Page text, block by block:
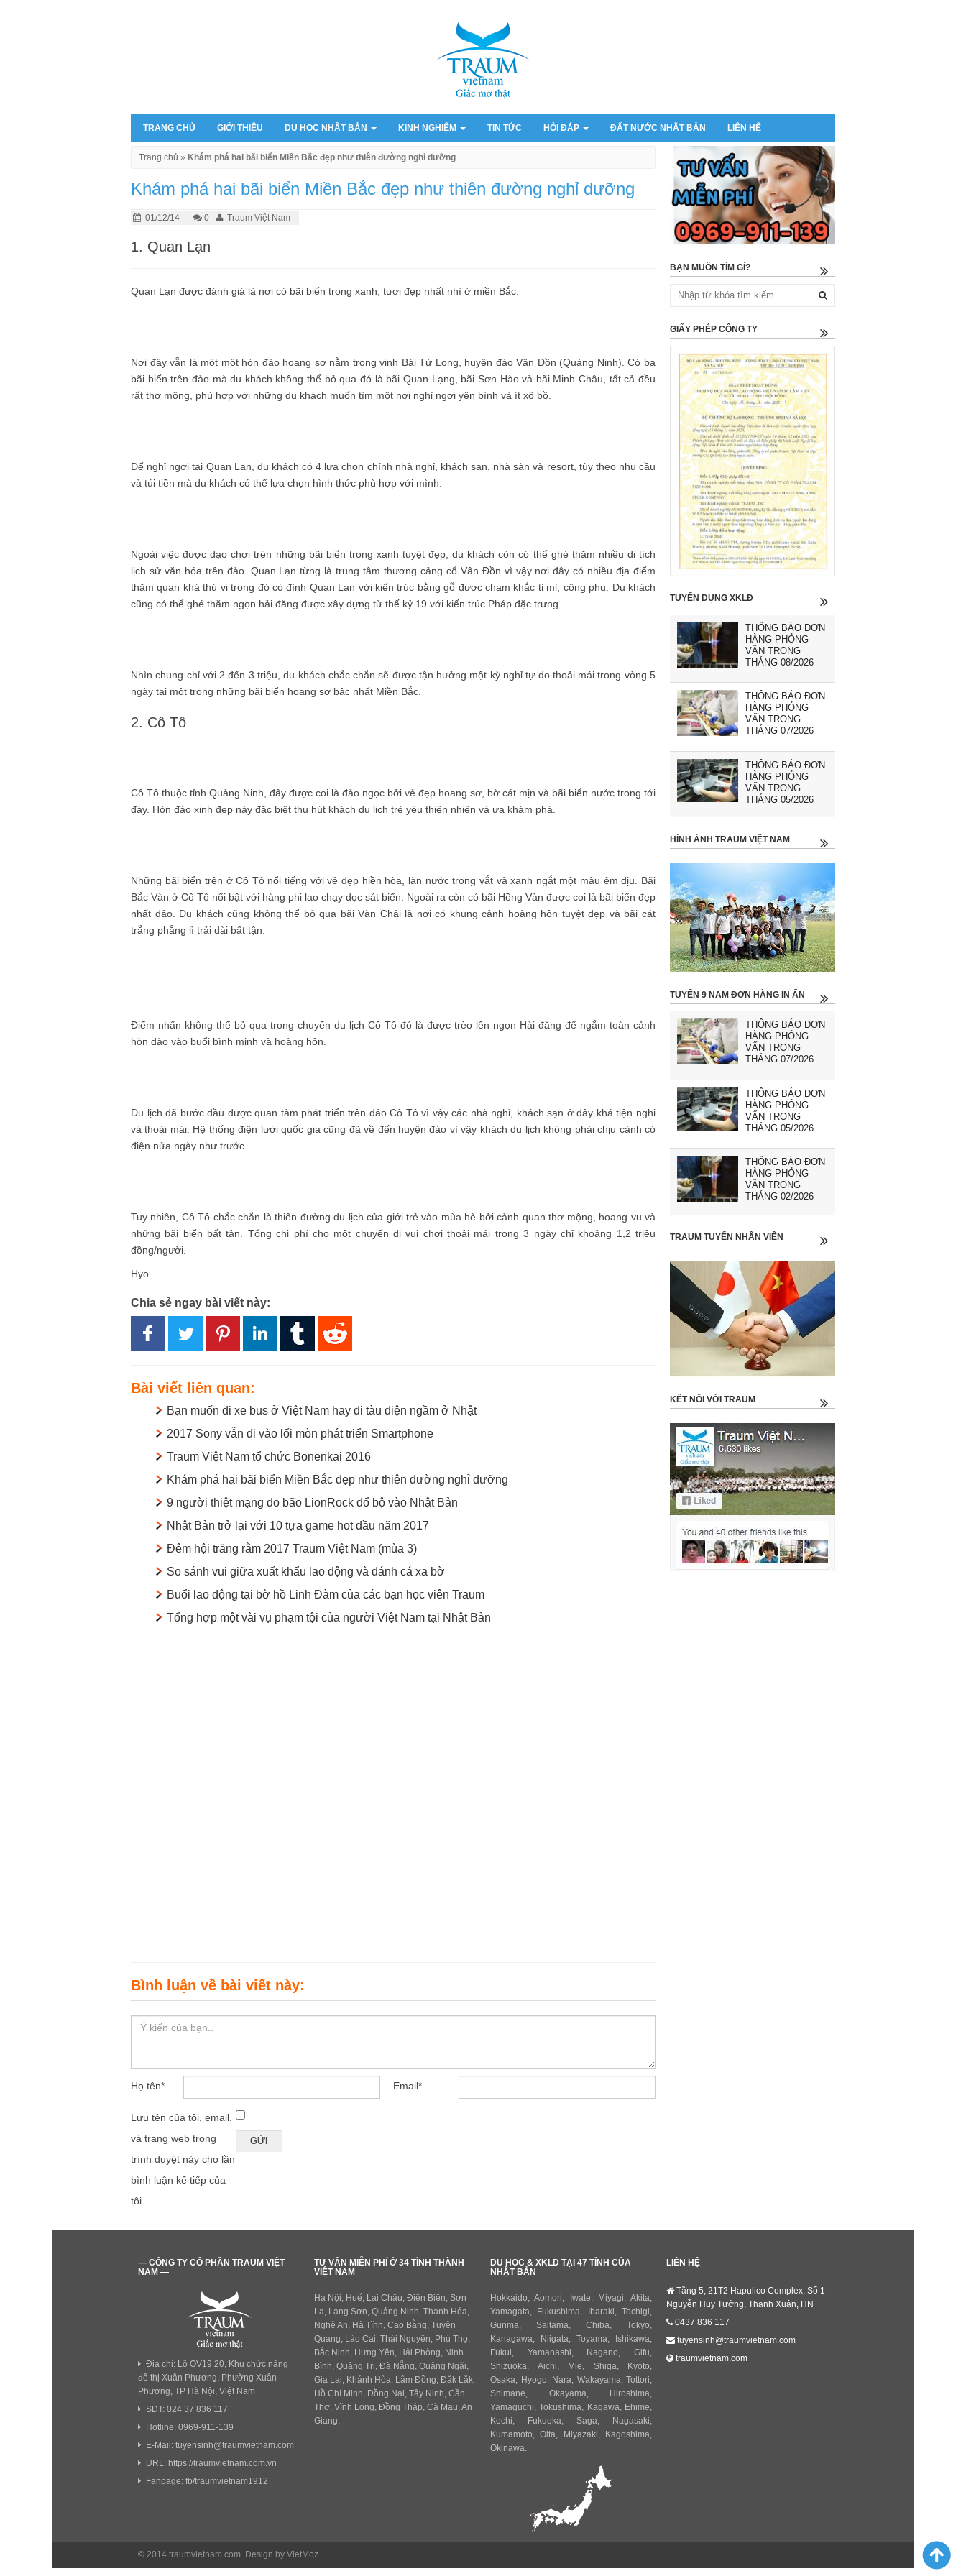
TRANG CHỦ GIỚI THIỆU DU HỌC NHẬT BẢN KINH NGHIỆM TIN TỨC HỎI ĐÁP ĐẤT NƯỚC NHẬT BẢN LIÊN HỆ
Trang chủ » Khám phá hai bãi biển Miền Bắc đẹp như thiên đường nghỉ dưỡng
Khám phá hai bãi biển Miền Bắc đẹp như thiên đường nghỉ dưỡng
01/12/14 - 0 - Traum Việt Nam
1. Quan Lạn
Quan Lạn được đánh giá là nơi có bãi biển trong xanh, tươi đẹp nhất nhì ở miền Bắc.
Nơi đây vẫn là một một hòn đảo hoang sơ nằm trong vịnh Bái Tử Long, huyện đảo Vân Đồn (Quảng Ninh). Có ba
bãi biển trên đảo mà du khách không thể bỏ qua đó là bãi Quan Lạng, bãi Sơn Hào và bãi Minh Châu, tất cả đều
rất thơ mộng, phù hợp với những du khách muốn tìm một nơi nghỉ ngơi yên bình và ít xô bồ.
Để nghỉ ngơi tại Quan Lan, du khách có 4 lựa chọn chính nhà nghỉ, khách sạn, nhà sàn và resort, tùy theo nhu cầu
và túi tiền mà du khách có thể lựa chọn hình thức phù hợp với mình.
Ngoài việc được dạo chơi trên những bãi biển trong xanh tuyệt đẹp, du khách còn có thể ghé thăm nhiều di tích
lịch sử văn hóa trên đảo. Quan Lạn từng là trung tâm thương cảng cổ Vân Đồn vì vậy nơi đây có nhiều địa điểm
thăm quan khá thú vị trong đó có đình Quan Lạn với kiến trúc bằng gỗ được chạm khắc tỉ mỉ, công phu. Du khách
cũng có thể ghé thăm ngọn hải đăng được xây dựng từ thế kỷ 19 với kiến trúc Pháp đặc trưng.
Nhìn chung chỉ với 2 đến 3 triệu, du khách chắc chắn sẽ được tận hưởng một kỳ nghỉ tự do thoải mái trong vòng 5
ngày tại một trong những bãi biển hoang sơ bậc nhất Miền Bắc.
2. Cô Tô
Cô Tô thuộc tỉnh Quảng Ninh, đây được coi là đảo ngọc bởi vẻ đẹp hoang sơ, bờ cát mịn và bãi biển nước trong tới
đáy. Hòn đảo xinh đẹp này đặc biệt thu hút khách du lịch trẻ yêu thiên nhiên và ưa khám phá.
Những bãi biển trên ở Cô Tô nổi tiếng với vẻ đẹp hiền hòa, làn nước trong vắt và xanh ngắt một màu êm dịu. Bãi
Bắc Vàn ở Cô Tô nổi bật với hàng phi lao chạy dọc sát biển. Ngoài ra còn có bãi Hồng Vàn được coi là bãi biển đẹp
nhất đảo. Du khách cũng không thể bỏ qua bãi Vàn Chải là nơi có khung cảnh hoàng hôn tuyệt đẹp và bãi cát
trắng phẳng lì trải dài bất tận.
Điểm nhấn không thể bỏ qua trong chuyến du lịch Cô Tô đó là được trèo lên ngọn Hải đăng để ngắm toàn cảnh
hòn đảo vào buổi bình minh và hoàng hôn.
Du lịch đã bước đầu được quan tâm phát triển trên đảo Cô Tô vì vậy các nhà nghỉ, khách sạn ở đây khá tiện nghi
và thoải mái. Hệ thống điện lưới quốc gia cũng đã về đến huyện đảo vì vậy khách du lịch không phải chịu cảnh có
điện nửa ngày như trước.
Tuy nhiên, Cô Tô chắc chắn là thiên đường du lịch của giới trẻ vào mùa hè bởi cảnh quan thơ mộng, hoang vu và
những bãi biển bất tận. Tổng chi phí cho một chuyến đi vui chơi thoải mái trong 3 ngày chỉ khoảng 1,2 triệu
đồng/người.
Hyo
Chia sẻ ngay bài viết này:
Bài viết liên quan:
Bạn muốn đi xe bus ở Việt Nam hay đi tàu điện ngầm ở Nhật
2017 Sony vẫn đi vào lối mòn phát triển Smartphone
Traum Việt Nam tổ chức Bonenkai 2016
Khám phá hai bãi biển Miền Bắc đẹp như thiên đường nghỉ dưỡng
9 người thiệt mạng do bão LionRock đổ bộ vào Nhật Bản
Nhật Bản trở lại với 10 tựa game hot đầu năm 2017
Đêm hội trăng rằm 2017 Traum Việt Nam (mùa 3)
So sánh vui giữa xuất khẩu lao động và đánh cá xa bờ
Buổi lao động tại bờ hồ Linh Đàm của các bạn học viên Traum
Tổng hợp một vài vụ phạm tội của người Việt Nam tại Nhật Bản
Bình luận về bài viết này:
Họ tên* Email*
Lưu tên của tôi, email,
và trang web trong
trình duyệt này cho lần
bình luận kế tiếp của
tôi.
BẠN MUỐN TÌM GÌ?
GIẤY PHÉP CÔNG TY
TUYỂN DỤNG XKLĐ
THÔNG BÁO ĐƠN
HÀNG PHỎNG
VẤN TRONG
THÁNG 08/2026
THÔNG BÁO ĐƠN
HÀNG PHỎNG
VẤN TRONG
THÁNG 07/2026
THÔNG BÁO ĐƠN
HÀNG PHỎNG
VẤN TRONG
THÁNG 05/2026
HÌNH ẢNH TRAUM VIỆT NAM
TUYỂN 9 NAM ĐƠN HÀNG IN ẤN
THÔNG BÁO ĐƠN
HÀNG PHỎNG
VẤN TRONG
THÁNG 07/2026
THÔNG BÁO ĐƠN
HÀNG PHỎNG
VẤN TRONG
THÁNG 05/2026
THÔNG BÁO ĐƠN
HÀNG PHỎNG
VẤN TRONG
THÁNG 02/2026
TRAUM TUYỂN NHÂN VIÊN
KẾT NỐI VỚI TRAUM
— CÔNG TY CỔ PHẦN TRAUM VIỆT
NAM —
Địa chỉ: Lô OV19.20, Khu chức năng
đô thị Xuân Phương, Phường Xuân
Phương, TP Hà Nội, Việt Nam
SĐT: 024 37 836 117
Hotline: 0969-911-139
E-Mail: tuyensinh@traumvietnam.com
URL: https://traumvietnam.com.vn
Fanpage: fb/traumvietnam1912
TƯ VẤN MIỄN PHÍ Ở 34 TỈNH THÀNH
VIỆT NAM
Hà Nội, Huế, Lai Châu, Điện Biên, Sơn
La, Lạng Sơn, Quảng Ninh, Thanh Hóa,
Nghệ An, Hà Tĩnh, Cao Bằng, Tuyên
Quang, Lào Cai, Thái Nguyên, Phú Thọ,
Bắc Ninh, Hưng Yên, Hải Phòng, Ninh
Bình, Quảng Trị, Đà Nẵng, Quảng Ngãi,
Gia Lai, Khánh Hòa, Lâm Đồng, Đăk Lăk,
Hồ Chí Minh, Đồng Nai, Tây Ninh, Cần
Thơ, Vĩnh Long, Đồng Tháp, Cà Mau, An
Giang.
DU HOC & XKLD TẠI 47 TỈNH CỦA
NHẬT BẢN
Hokkaido,Aomori, Iwate, Miyagi, Akita,
Yamagata, Fukushima, Ibaraki,Tochigi,
Gunma, Saitama, Chiba, Tokyo,
Kanagawa, Niigata, Toyama, Ishikawa,
Fukui,
Yamanashi, Nagano,Gifu,
Shizuoka, Aichi, Mie, Shiga, Kyoto,
Osaka, Hyogo, Nara, Wakayama, Tottori,
Shimane, Okayama, Hiroshima,
Yamaguchi,Tokushima, Kagawa, Ehime,
Kochi, Fukuoka, Saga, Nagasaki,
Kumamoto,Oita, Miyazaki, Kagoshima,
Okinawa.
LIÊN HỆ
Tầng 5, 21T2 Hapulico Complex, Số 1
Nguyễn Huy Tưởng, Thanh Xuân, HN
0437 836 117
tuyensinh@traumvietnam.com
traumvietnam.com
© 2014 traumvietnam.com. Design by VietMoz.